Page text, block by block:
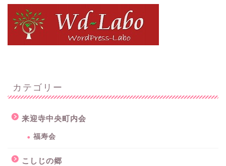
カテゴリー
来迎寺中央町内会
福寿会
こしじの郷